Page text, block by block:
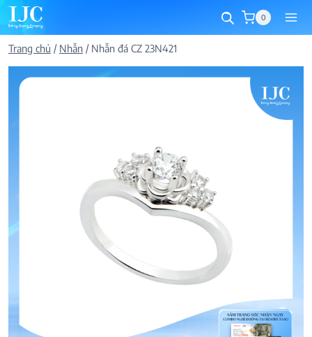
Skip
to
content
0
Trang chủ / Nhẫn / Nhẫn đá CZ 23N421